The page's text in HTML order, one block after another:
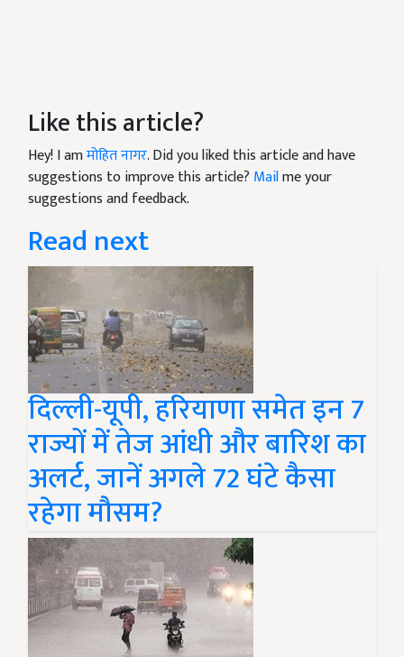
Like this article?
Hey! I amमोहित नागर. Did you liked this article and have
suggestions to improve this article? Mailme your
suggestions and feedback.
Read next
दिल्ली-यूपी, हरियाणा समेत इन 7
राज्यों में तेज आंधी और बारिश का
अलर्ट, जानें अगले 72 घंटे कैसा
रहेगा मौसम?